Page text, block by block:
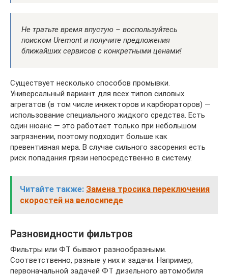
Не тратьте время впустую – воспользуйтесь
поиском Uremont и получите предложения
ближайших сервисов с конкретными ценами!
Существует несколько способов промывки.
Универсальный вариант для всех типов силовых
агрегатов (в том числе инжекторов и карбюраторов) —
использование специального жидкого средства. Есть
один нюанс — это работает только при небольшом
загрязнении, поэтому подходит больше как
превентивная мера. В случае сильного засорения есть
риск попадания грязи непосредственно в систему.
Читайте также: Замена тросика переключения
скоростей на велосипеде
Разновидности фильтров
Фильтры или ФТ бывают разнообразными.
Соответственно, разные у них и задачи. Например,
первоначальной задачей ФТ дизельного автомобиля